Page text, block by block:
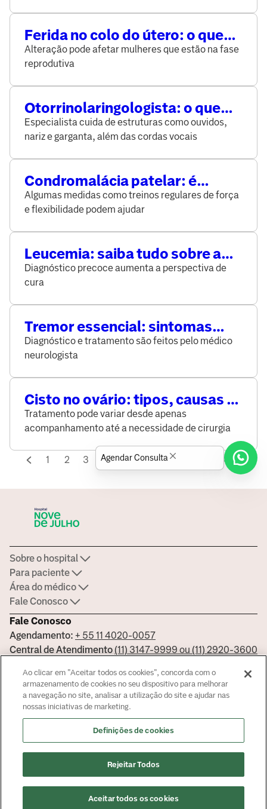
Ferida no colo do útero: o que
pode ser?
Alteração pode afetar mulheres que estão na fase
reprodutiva
Otorrinolaringologista: o que
ele faz?
Especialista cuida de estruturas como ouvidos,
nariz e garganta, além das cordas vocais
Condromalácia patelar: é
possível evitar?
Algumas medidas como treinos regulares de força
e flexibilidade podem ajudar
Leucemia: saiba tudo sobre a
doença
Diagnóstico precoce aumenta a perspectiva de
cura
Tremor essencial: sintomas
geralmente afetam as mãos
Diagnóstico e tratamento são feitos pelo médico
neurologista
Cisto no ovário: tipos, causas e
riscos
Tratamento pode variar desde apenas
acompanhamento até a necessidade de cirurgia
1 2 3 ... 59 60 61 62 64
Fale Conosco
Agendamento: + 55 11 4020-0057
Central de Atendimento(11) 3147-9999 ou (11) 2920-3600
Certificações
Saiba mais sobre nossas certificações
Sobre o hospital
Para paciente
Área do médico
Fale Conosco
Martin - CRM 239045
Agendar Consulta
Ao clicar em "Aceitar todos os cookies", concorda com o
armazenamento de cookies no seu dispositivo para melhorar
a navegação no site, analisar a utilização do site e ajudar nas
nossas iniciativas de marketing.
Definições de cookies
Rejeitar Todos
Aceitar todos os cookies